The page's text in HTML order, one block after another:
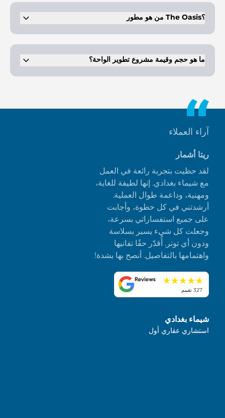
من هو مطور The Oasis؟
ما هو حجم وقيمة مشروع تطوير الواحة؟
آراء العملاء
ريتا أشمار
لقد حظيت بتجربة رائعة في العمل
مع شيماء بغدادي. إنها لطيفة للغاية،
ومهنية، وداعمة طوال العملية.
أرشدتني في كل خطوة، وأجابت
على جميع استفساراتي بسرعة،
وجعلت كل شيء يسير بسلاسة
ودون أي توتر. أُقدّر حقًا تفانيها
واهتمامها بالتفاصيل. أنصح بها بشدة!
327 تقييم
شيماء بغدادي
استشاري عقاري أول